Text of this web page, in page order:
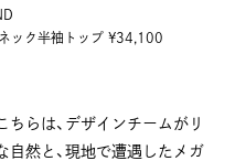
ック半袖トップ ¥34,100
らは、デザインチームがリ
然と、現地で遭遇したメガ